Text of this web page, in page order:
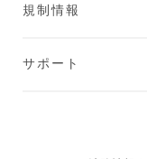
規制情報
サポート